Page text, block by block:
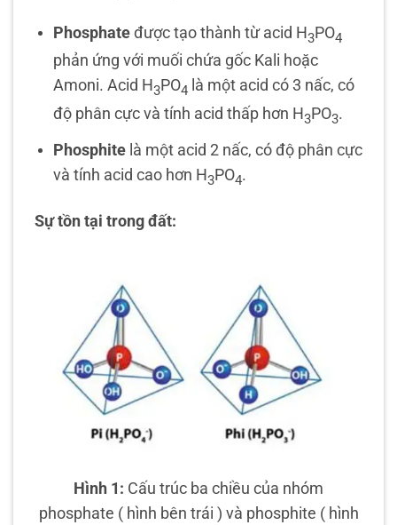
Phosphate được tạo thành từ acid H3PO4
phản ứng với muối chứa gốc Kali hoặc
Amoni. Acid H3PO4 là một acid có 3 nấc, có
độ phân cực và tính acid thấp hơn H3PO3.
Phosphite là một acid 2 nấc, có độ phân cực
và tính acid cao hơn H3PO4.
Sự tồn tại trong đất:
Hình 1: Cấu trúc ba chiều của nhóm
phosphate ( hình bên trái ) và phosphite ( hình